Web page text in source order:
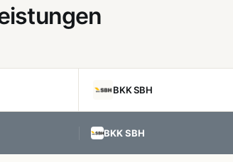
BKK SBH
BKK SBH